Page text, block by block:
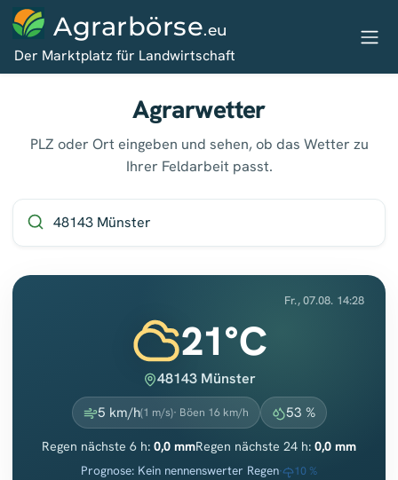
Agrarbörse.eu
Der Marktplatz für Landwirtschaft
Agrarwetter
PLZ oder Ort eingeben und sehen, ob das Wetter zu
Ihrer Feldarbeit passt.
Fr., 07.08. 14:28
21°C
48143 Münster
5 km/h(1 m/s)· Böen 16 km/h 53 %
Regen nächste 6 h: 0,0 mmRegen nächste 24 h: 0,0 mm
Prognose: Kein nennenswerter Regen· 10 %